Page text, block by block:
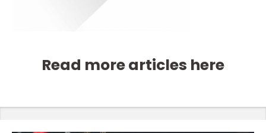
Read more articles here